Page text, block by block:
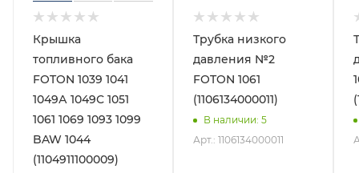
Крышка
топливного бака
FOTON 1039 1041
1049А 1049С 1051
1061 1069 1093 1099
BAW 1044
(1104911100009)
Трубка низкого
давления №2
FOTON 1061
(1106134000011)
В наличии: 5
Арт.: 1106134000011